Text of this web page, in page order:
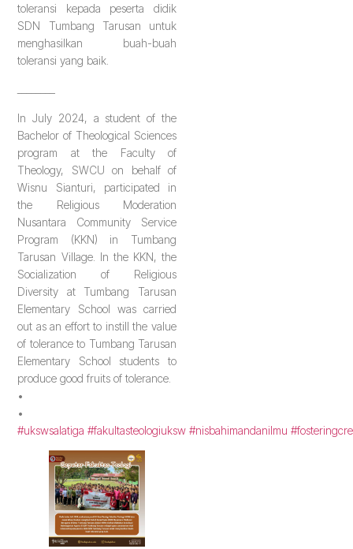
toleransi kepada peserta didik
SDN Tumbang Tarusan untuk
menghasilkan buah-buah
toleransi yang baik.
In July 2024, a student of the
Bachelor of Theological Sciences
program at the Faculty of
Theology, SWCU on behalf of
Wisnu Sianturi, participated in
the Religious Moderation
Nusantara Community Service
Program (KKN) in Tumbang
Tarusan Village. In the KKN, the
Socialization of Religious
Diversity at Tumbang Tarusan
Elementary School was carried
out as an effort to instill the value
of tolerance to Tumbang Tarusan
Elementary School students to
produce good fruits of tolerance.
•
•
#ukswsalatiga #fakultasteologiuksw #nisbahimandanilmu